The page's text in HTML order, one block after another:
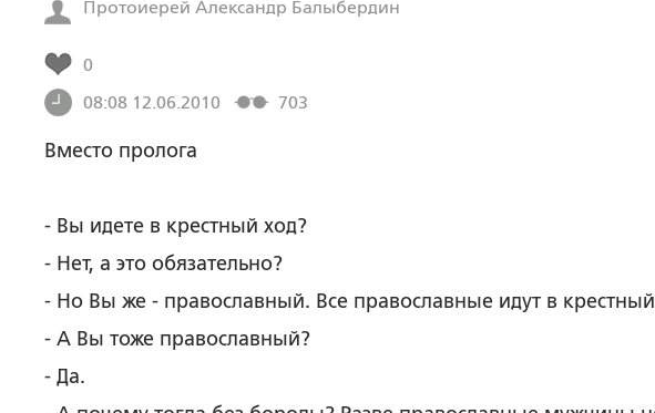
Протоиерей Александр Балыбердин
0
08:08 12.06.2010
703
Вместо пролога
- Вы идете в крестный ход?
- Нет, а это обязательно?
- Но Вы же - православный. Все православные идут в
- А Вы тоже православный?
- Да.